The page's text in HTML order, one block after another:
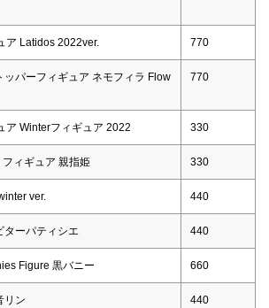
ア Latidos 2022ver. 770
ッパーフィギュア ネモフィラ Flow
770
ア Winterフィギュア 2022 330
ィギュア 親指姫 330
ver. 440
ターパティシエ 440
Figure 黒バニー 660
リン 440